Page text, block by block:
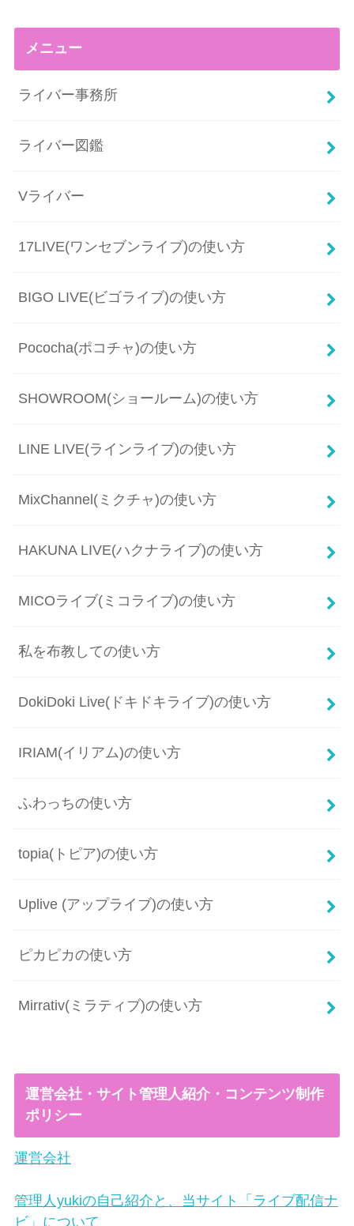
メニュー
ライバー事務所
ライバー図鑑
Vライバー
17LIVE(ワンセブンライブ)の使い方
BIGO LIVE(ビゴライブ)の使い方
Pococha(ポコチャ)の使い方
SHOWROOM(ショールーム)の使い方
LINE LIVE(ラインライブ)の使い方
MixChannel(ミクチャ)の使い方
HAKUNA LIVE(ハクナライブ)の使い方
MICOライブ(ミコライブ)の使い方
私を布教しての使い方
DokiDoki Live(ドキドキライブ)の使い方
IRIAM(イリアム)の使い方
ふわっちの使い方
topia(トピア)の使い方
Uplive (アップライブ)の使い方
ピカピカの使い方
Mirrativ(ミラティブ)の使い方
運営会社・サイト管理人紹介・コンテンツ制作
ポリシー
運営会社
管理人yukiの自己紹介と、当サイト「ライブ配信ナ
ビ」について